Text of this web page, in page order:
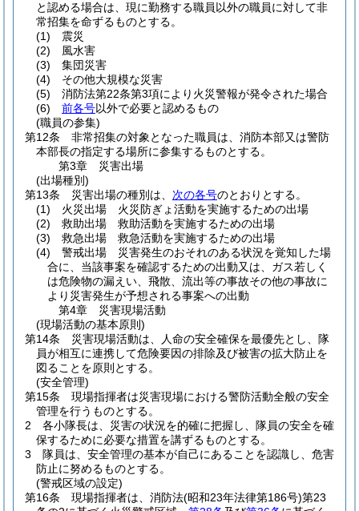
と認める場合は、現に勤務する職員以外の職員に対して非
常招集を命ずるものとする。
(1)
震災
(2)
風水害
(3)
集団災害
(4)
その他大規模な災害
(5)
消防法第22条第3項により火災警報が発令された場合
(6)
前各号以外で必要と認めるもの
(職員の参集)
第12条
非常招集の対象となった職員は、消防本部又は警防
本部長の指定する場所に参集するものとする。
第3章
災害出場
(出場種別)
第13条
災害出場の種別は、 次の各号のとおりとする。
(1)
火災出場 火災防ぎょ活動を実施するための出場
(2)
救助出場 救助活動を実施するための出場
(3)
救急出場 救急活動を実施するための出場
(4)
警戒出場 災害発生のおそれのある状況を覚知した場
合に、当該事案を確認するための出動又は、ガス若しく
は危険物の漏えい、飛散、流出等の事故その他の事故に
より災害発生が予想される事案への出動
第4章
災害現場活動
(現場活動の基本原則)
第14条
災害現場活動は、人命の安全確保を最優先とし、隊
員が相互に連携して危険要因の排除及び被害の拡大防止を
図ることを原則とする。
(安全管理)
第15条
現場指揮者は災害現場における警防活動全般の安全
管理を行うものとする。
2
各小隊長は、災害の状況を的確に把握し、隊員の安全を確
保するために必要な措置を講ずるものとする。
3
隊員は、安全管理の基本が自己にあることを認識し、危害
防止に努めるものとする。
(警戒区域の設定)
第16条
現場指揮者は、消防法(昭和23年法律第186号)第23